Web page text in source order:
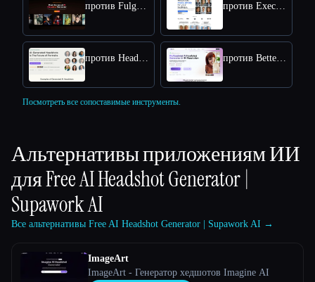
против Fulgent AI против Executive Headshots
против Headpix против BetterPic
Посмотреть все сопоставимые инструменты.
Альтернативы приложениям ИИ
дляFree AI Headshot Generator |
Supawork AI
Все альтернативы Free AI Headshot Generator | Supawork AI →
ImageArt
ImageArt - Генератор хедшотов Imagine AI